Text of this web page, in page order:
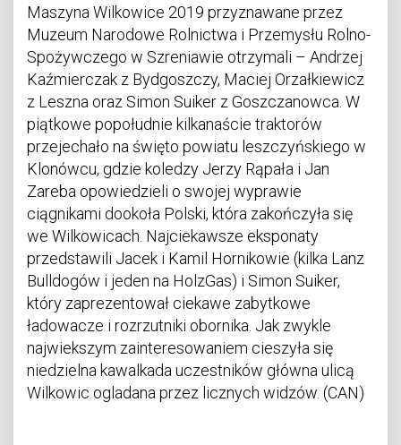
Maszyna Wilkowice 2019 przyznawane przez
Muzeum Narodowe Rolnictwa i Przemysłu Rolno-
Spożywczego w Szreniawie otrzymali – Andrzej
Kaźmierczak z Bydgoszczy, Maciej Orzałkiewicz
z Leszna oraz Simon Suiker z Goszczanowca. W
piątkowe popołudnie kilkanaście traktorów
przejechało na święto powiatu leszczyńskiego w
Klonówcu, gdzie koledzy Jerzy Rąpała i Jan
Zareba opowiedzieli o swojej wyprawie
ciągnikami dookoła Polski, która zakończyła się
we Wilkowicach. Najciekawsze eksponaty
przedstawili Jacek i Kamil Hornikowie (kilka Lanz
Bulldogów i jeden na HolzGas) i Simon Suiker,
który zaprezentował ciekawe zabytkowe
ładowacze i rozrzutniki obornika. Jak zwykle
najwiekszym zainteresowaniem cieszyła się
niedzielna kawalkada uczestników główna ulicą
Wilkowic ogladana przez licznych widzów. (CAN)